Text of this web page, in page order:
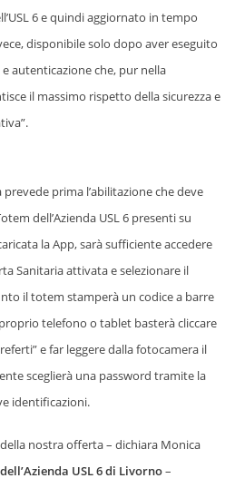
6 e quindi aggiornato in tempo
disponibile solo dopo aver eseguito
autenticazione che, pur nella
il massimo rispetto della sicurezza e
prima l’abilitazione che deve
dell’Azienda USL 6 presenti su
la App, sarà sufficiente accedere
Sanitaria attivata e selezionare il
il totem stamperà un codice a barre
telefono o tablet basterà cliccare
e far leggere dalla fotocamera il
sceglierà una password tramite la
identificazioni.
nostra offerta – dichiara Monica
USL 6 di Livorno–